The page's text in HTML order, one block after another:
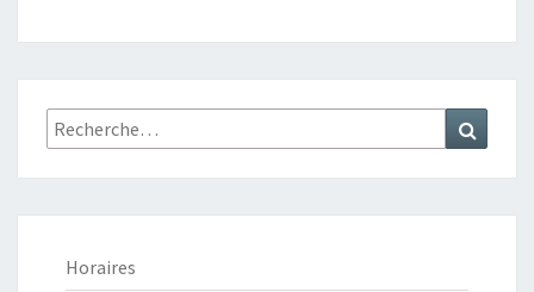
Recherche
:
Horaires